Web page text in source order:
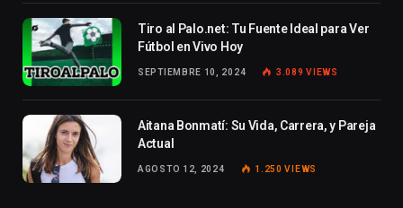
Tiro al Palo.net: Tu Fuente Ideal para Ver
Fútbol en Vivo Hoy
SEPTIEMBRE 10, 2024 3.089VIEWS
Aitana Bonmatí: Su Vida, Carrera, y Pareja
Actual
AGOSTO 12, 2024 1.250VIEWS